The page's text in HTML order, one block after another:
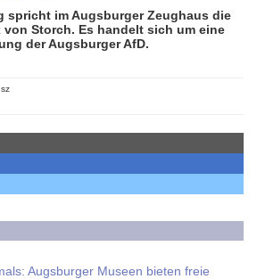
spricht im Augsburger Zeughaus die
Storch. Es handelt sich um eine
der Augsburger AfD.
Augsburger Museen bieten freie